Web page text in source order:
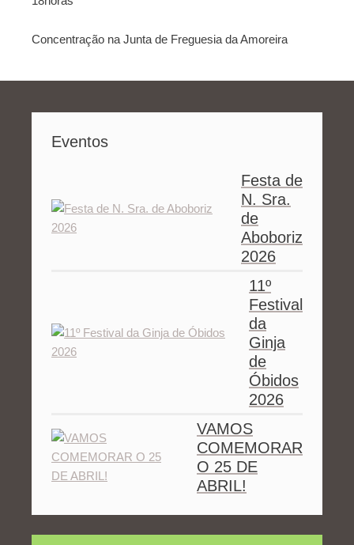
Concentração na Junta de Freguesia da Amoreira
Eventos
Festa de
N. Sra.
de
Aboboriz
2026
11º
Festival
da
Ginja
de
Óbidos
2026
VAMOS
COMEMORAR
O 25 DE
ABRIL!